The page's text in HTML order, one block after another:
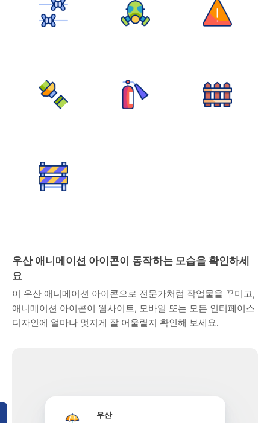
우산 애니메이션 아이콘이 동작하는 모습을 확인하세
요
이 우산 애니메이션 아이콘으로 전문가처럼 작업물을 꾸미고,
애니메이션 아이콘이 웹사이트, 모바일 또는 모든 인터페이스
디자인에 얼마나 멋지게 잘 어울릴지 확인해 보세요.
우산